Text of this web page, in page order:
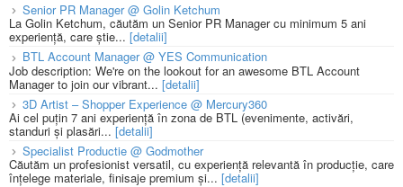
Senior PR Manager @ Golin Ketchum
La Golin Ketchum, căutăm un Senior PR Manager cu minimum 5 ani
experiență, care știe... [detalii]
BTL Account Manager @ YES Communication
Job description: We're on the lookout for an awesome BTL Account
Manager to join our vibrant... [detalii]
3D Artist – Shopper Experience @ Mercury360
Ai cel puțin 7 ani experiență în zona de BTL (evenimente, activări,
standuri și plasări...[detalii]
Specialist Productie @ Godmother
Căutăm un profesionist versatil, cu experiență relevantă în producție, care
înțelege materiale, finisaje premium și... [detalii]